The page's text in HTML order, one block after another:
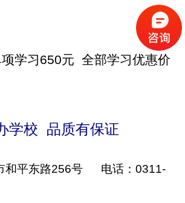
学习650元 全部学习优惠价
学校 品质有保证
和平东路256号 电话： 0311-